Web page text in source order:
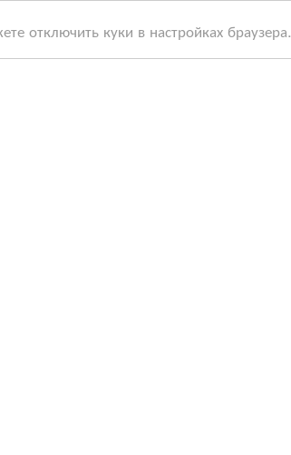
отключить куки в настройках браузера.